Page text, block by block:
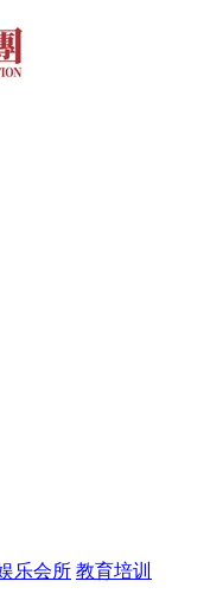
乐会所 教育培训